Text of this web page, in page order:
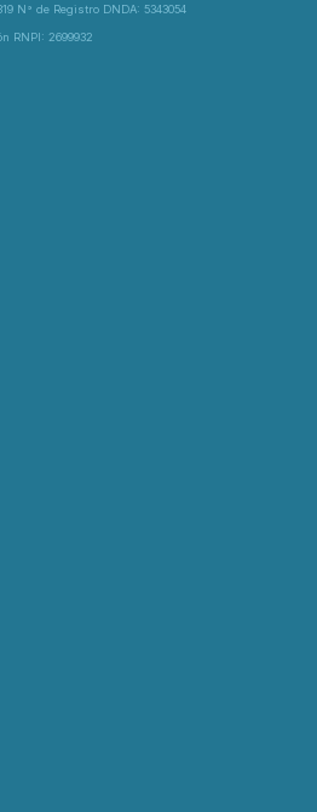
N° de Registro DNDA: 5343054
RNPI: 2699932